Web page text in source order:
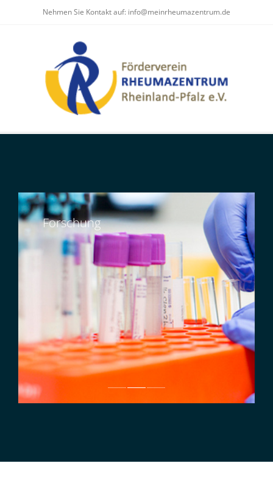
Nehmen Sie Kontakt auf: info@meinrheumazentrum.de
Forschung